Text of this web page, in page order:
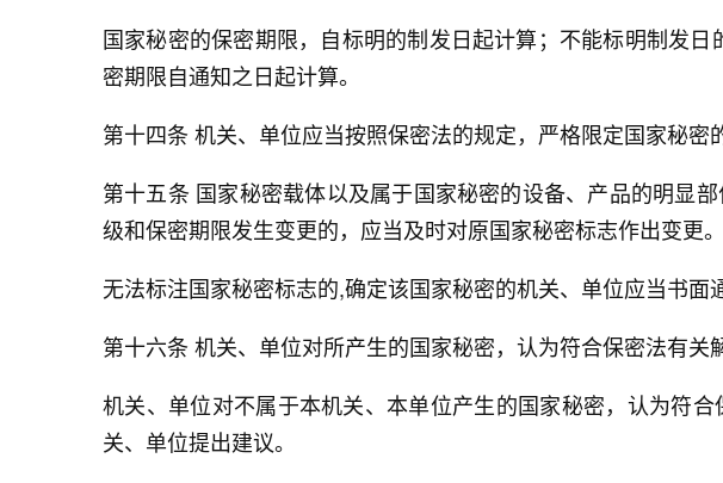
国家秘密的保密期限，自标明的制发日起计算；不能标明制发
密期限自通知之日起计算。
第十四条 机关、单位应当按照保密法的规定，严格限定国家秘
第十五条 国家秘密载体以及属于国家秘密的设备、产品的明显
级和保密期限发生变更的，应当及时对原国家秘密标志作出变更。
无法标注国家秘密标志的,确定该国家秘密的机关、单位应当书面
第十六条 机关、单位对所产生的国家秘密，认为符合保密法有
机关、单位对不属于本机关、本单位产生的国家秘密，认为符
关、单位提出建议。